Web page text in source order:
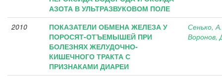
АЗОТА В УЛЬТРАЗВУКОВОМ ПОЛЕ
2010
ПОКАЗАТЕЛИ ОБМЕНА ЖЕЛЕЗА У
ПОРОСЯТ-ОТЪЕМЫШЕЙ ПРИ
БОЛЕЗНЯХ ЖЕЛУДОЧНО-
КИШЕЧНОГО ТРАКТА С
ПРИЗНАКАМИ ДИАРЕИ
Сенько,
Воронов,